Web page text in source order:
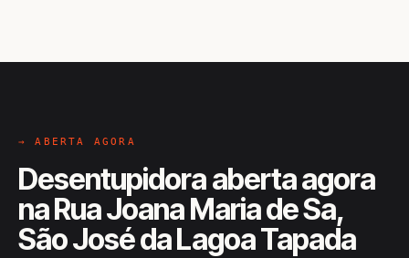
→ ABERTA AGORA
Desentupidora aberta agora
na Rua Joana Maria de Sa,
São José da Lagoa Tapada